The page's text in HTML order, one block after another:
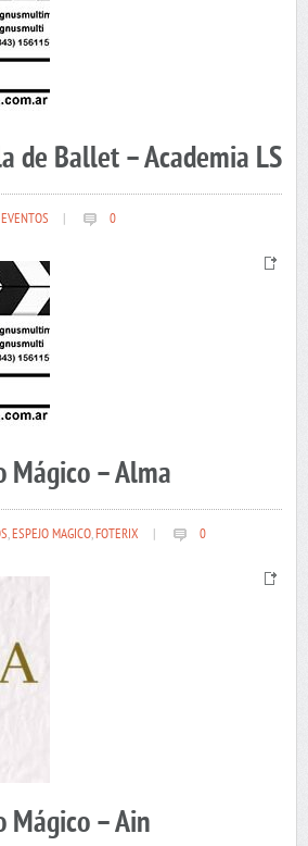
de Ballet – Academia LS
0
Mágico – Alma
,ESPEJO MAGICO,FOTERIX 0
Mágico – Ain